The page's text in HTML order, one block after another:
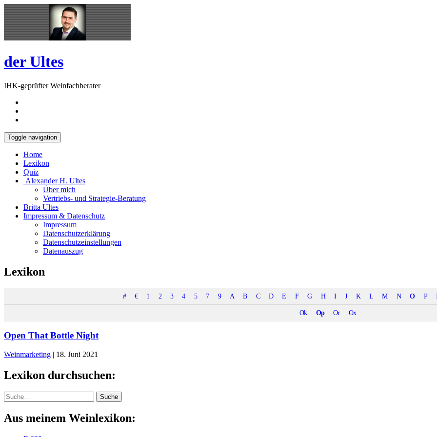
Skip
to
content
Open
Sidebar
der Ultes
IHK-geprüfter Weinfachberater
Toggle navigation
Home
Lexikon
Quiz
Alexander H. Ultes
Über mich
Vertriebs- und Strategie-Beratung
Britta Ultes
Impressum & Datenschutz
Impressum
Datenschutzerklärung
Datenschutzeinstellungen
Datenauszug
Lexikon
# € 1 2 3 4 5 7 9 A B C D E F G H I J K L M N O P
Ok Op Or Ox
Open That Bottle Night
Weinmarketing | 18. Juni 2021
Lexikon durchsuchen:
Suche Suche
Aus meinem Weinlexikon: